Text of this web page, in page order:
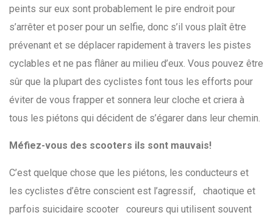
peints sur eux sont probablement le pire endroit pour
s’arrêter et poser pour un selfie, donc s’il vous plaît être
prévenant et se déplacer rapidement à travers les pistes
cyclables et ne pas flâner au milieu d’eux. Vous pouvez être
sûr que la plupart des cyclistes font tous les efforts pour
éviter de vous frapper et sonnera leur cloche et criera à
tous les piétons qui décident de s’égarer dans leur chemin.
Méfiez-vous des scooters ils sont mauvais!
C’est quelque chose que les piétons, les conducteurs et
les cyclistes d’être conscient est l’agressif, chaotique et
parfois suicidaire scooter coureurs qui utilisent souvent